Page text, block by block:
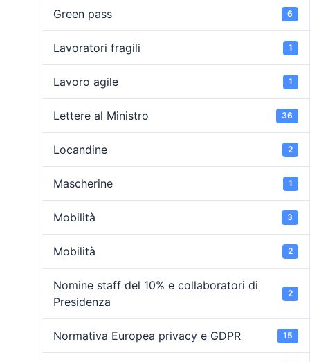
Green pass 6
Lavoratori fragili 1
Lavoro agile 1
Lettere al Ministro 36
Locandine 2
Mascherine 1
Mobilità 3
Mobilità 2
Nomine staff del 10% e collaboratori di
Presidenza
2
Normativa Europea privacy e GDPR 15